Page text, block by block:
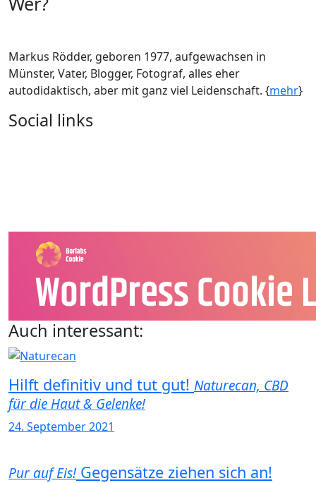
Markus Rödder, geboren 1977, aufgewachsen in
Münster, Vater, Blogger, Fotograf, alles eher
autodidaktisch, aber mit ganz viel Leidenschaft. {mehr}
Social links
Auch interessant:
Hilft definitiv und tut gut! Naturecan, CBD
für die Haut & Gelenke!
24. September 2021
Pur auf Eis!Gegensätze ziehen sich an!